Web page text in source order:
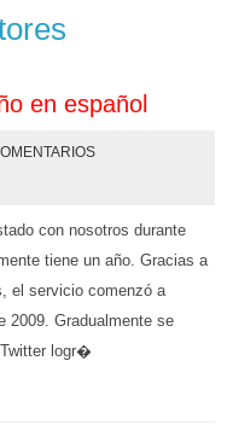
en español
con nosotros durante
tiene un año. Gracias a
el servicio comenzó a
2009. Gradualmente se
logr�